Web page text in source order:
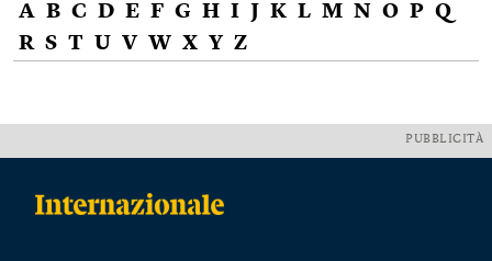
A B C D E F G H I J K L M N O P Q
R S T U V W X Y Z
PUBBLICITÀ